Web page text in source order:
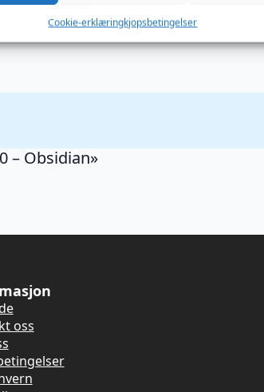
Cookie-erklæringkjopsbetingelser
– Obsidian»
oss